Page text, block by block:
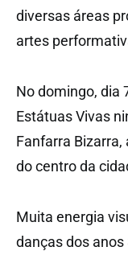
diversas áreas
artes
No domingo, dia
Estátuas Vivas
Fanfarra Bizarra,
do centro da
Muita energia
danças dos anos